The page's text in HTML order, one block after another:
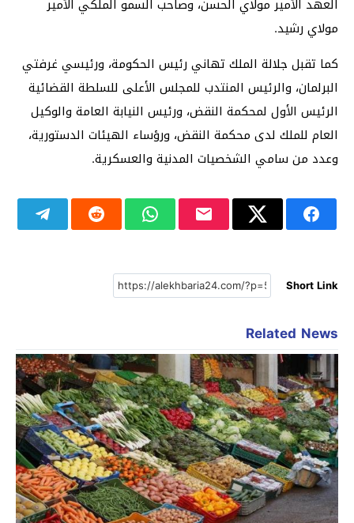
مولاي رشيد.
كما تقبل جلالة الملك تهاني رئيس الحكومة، ورئيسي غرفتي
البرلمان، والرئيس المنتدب للمجلس الأعلى للسلطة القضائية
الرئيس الأول لمحكمة النقض، ورئيس النيابة العامة والوكيل
العام للملك لدى محكمة النقض، ورؤساء الهيئات الدستورية،
وعدد من سامي الشخصيات المدنية والعسكرية.
Short Link
Related News